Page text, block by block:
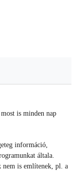
is minden nap
információ,
általa.
is említenek, pl. a